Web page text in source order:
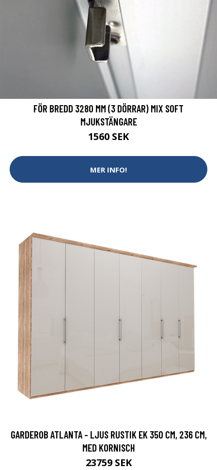
FÖR BREDD 3280 MM (3 DÖRRAR) MIX SOFT
MJUKSTÄNGARE
1560 SEK
MER INFO!
GARDEROB ATLANTA - LJUS RUSTIK EK 350 CM, 236 CM,
MED KORNISCH
23759 SEK